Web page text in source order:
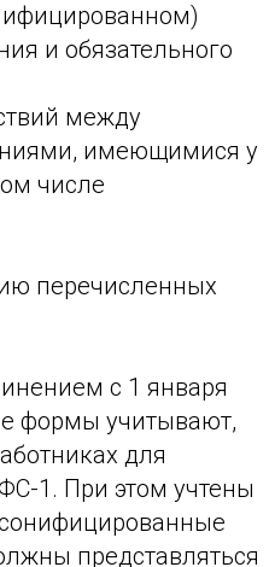
и обязательного
между
имеющимися у
числе
перечисленных
с 1 января
формы учитывают,
для
1. При этом учтены
представляться